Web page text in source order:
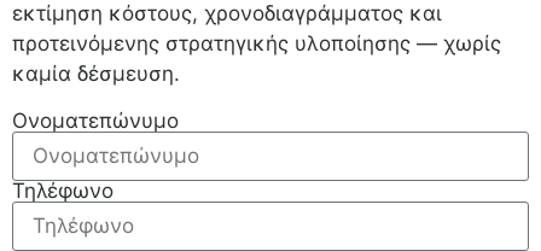
εκτίμηση κόστους, χρονοδιαγράμματος και
προτεινόμενης στρατηγικής υλοποίησης — χωρίς
καμία δέσμευση.
Ονοματεπώνυμο
Τηλέφωνο